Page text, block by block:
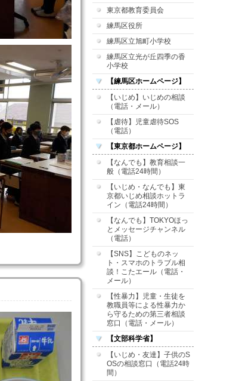
東京都教育委員会
練馬区役所
練馬区立旭町小学校
練馬区立光が丘四季の香
小学校
【練馬区ホームページ】
【いじめ】いじめの相談
（電話・メール）
【虐待】児童虐待SOS
（電話）
【東京都ホームページ】
【なんでも】教育相談一
般（電話24時間）
【いじめ・なんでも】東
京都いじめ相談ホットラ
イン（電話24時間）
【なんでも】TOKYOほっ
とメッセージチャンネル
（電話）
【SNS】こどものネッ
ト・スマホのトラブル相
談！こたエール（電話・
メール）
【性暴力】児童・生徒を
教職員等による性暴力か
ら守るための第三者相談
窓口（電話・メール）
【文部科学省】
【いじめ・友達】子供のS
OSの相談窓口（電話24時
間）